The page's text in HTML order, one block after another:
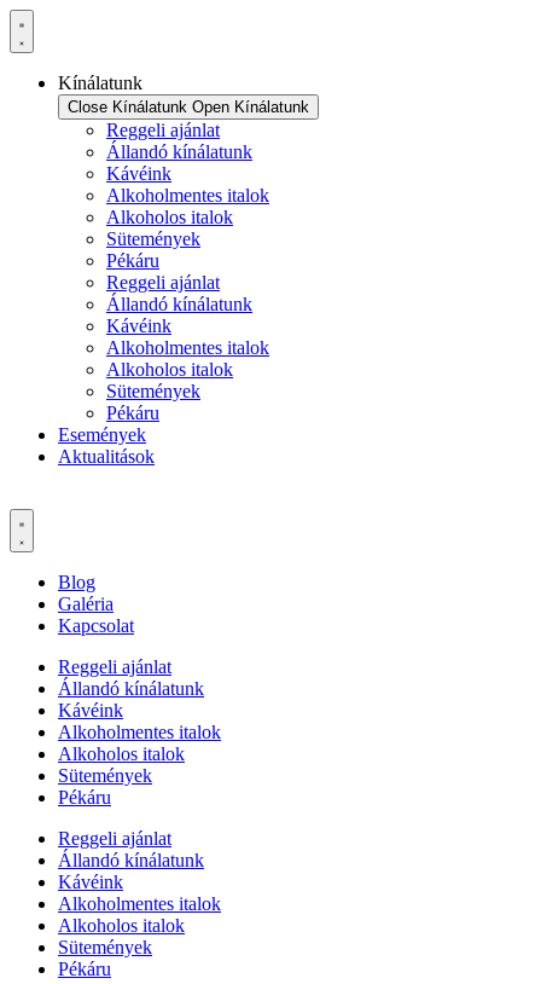
Ugrás
Kínálatunk
Close Kínálatunk Open Kínálatunk
Reggeli ajánlat
Állandó kínálatunk
Kávéink
Alkoholmentes italok
Alkoholos italok
Sütemények
Pékáru
Reggeli ajánlat
Állandó kínálatunk
Kávéink
Alkoholmentes italok
Alkoholos italok
Sütemények
Pékáru
Események
Aktualitások
Blog
Galéria
Kapcsolat
Reggeli ajánlat
Állandó kínálatunk
Kávéink
Alkoholmentes italok
Alkoholos italok
Sütemények
Pékáru
Reggeli ajánlat
Állandó kínálatunk
Kávéink
Alkoholmentes italok
Alkoholos italok
Sütemények
Pékáru